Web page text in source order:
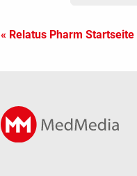
« Relatus Pharm Startseite